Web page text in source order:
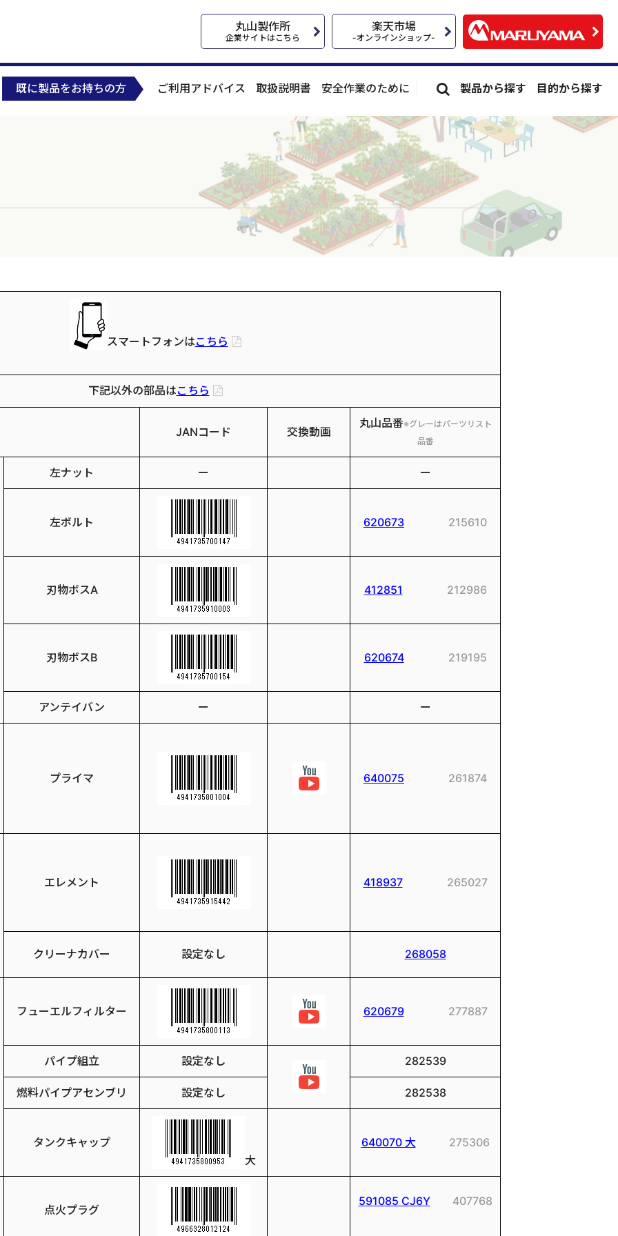
丸山製作所
企業サイトはこちら
楽天市場
-オンラインショップ-
既に製品をお持ちの方 ご利用アドバイス 取扱説明書 安全作業のために 製品から探す 目的から探す
スマートフォンはこちら
下記以外の部品はこちら
JANコード 交換動画
丸山品番※グレーはパーツリスト
品番
左ナット ー ー
左ボルト 620673 215610
刃物ボスA 412851 212986
刃物ボスB 620674219195
アンテイバン ー ー
プライマ 640075 261874
エレメント 418937265027
クリーナカバー 設定なし 268058
フューエルフィルター 620679277887
パイプ組立 設定なし 282539
燃料パイプアセンブリ 設定なし 282538
タンクキャップ
大
640070 大275306
点火プラグ
591085 CJ6Y407768